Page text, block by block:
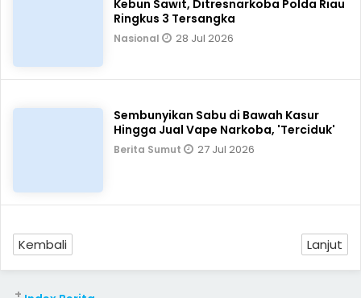
Kebun Sawit, Ditresnarkoba Polda Riau
Ringkus 3 Tersangka
Nasional 28 Jul 2026
Sembunyikan Sabu di Bawah Kasur
Hingga Jual Vape Narkoba, 'Terciduk'
Berita Sumut 27 Jul 2026
Kembali Lanjut
+